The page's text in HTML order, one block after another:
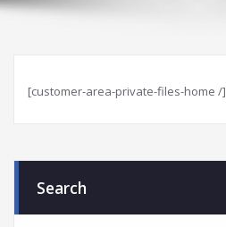
[customer-area-private-files-home /]
Search